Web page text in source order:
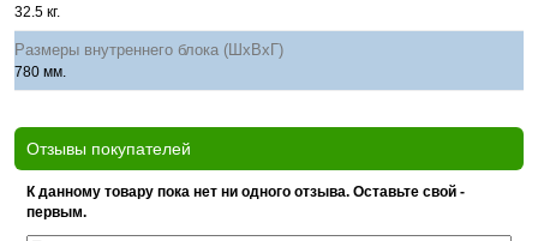
32.5 кг.
Размеры внутреннего блока (ШхВхГ)
780 мм.
Отзывы покупателей
К данному товару пока нет ни одного отзыва. Оставьте свой -
первым.